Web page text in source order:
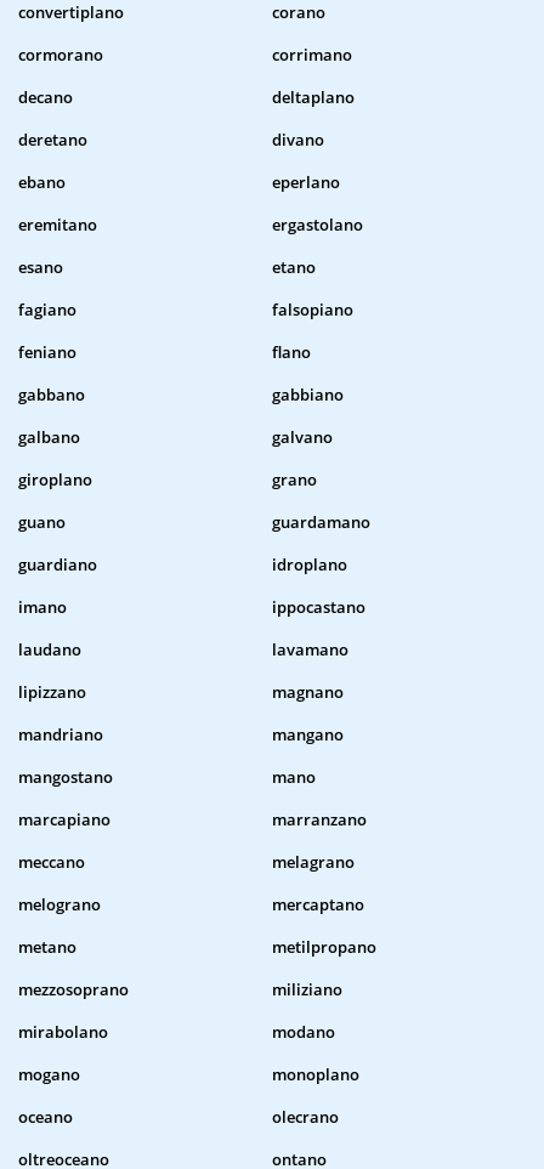
convertiplano
corano
cormorano
corrimano
decano
deltaplano
deretano
divano
ebano
eperlano
eremitano
ergastolano
esano
etano
fagiano
falsopiano
feniano
flano
gabbano
gabbiano
galbano
galvano
giroplano
grano
guano
guardamano
guardiano
idroplano
imano
ippocastano
laudano
lavamano
lipizzano
magnano
mandriano
mangano
mangostano
mano
marcapiano
marranzano
meccano
melagrano
melograno
mercaptano
metano
metilpropano
mezzosoprano
miliziano
mirabolano
modano
mogano
monoplano
oceano
olecrano
oltreoceano
ontano